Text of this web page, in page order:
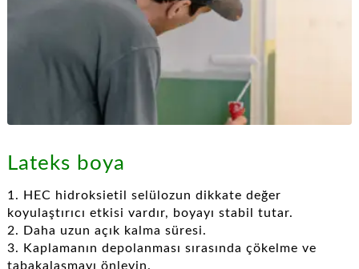
Lateks boya
1. HEC hidroksietil selülozun dikkate değer
koyulaştırıcı etkisi vardır, boyayı stabil tutar.
2. Daha uzun açık kalma süresi.
3. Kaplamanın depolanması sırasında çökelme ve
tabakalaşmayı önleyin.